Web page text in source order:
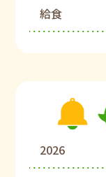
給食
2026